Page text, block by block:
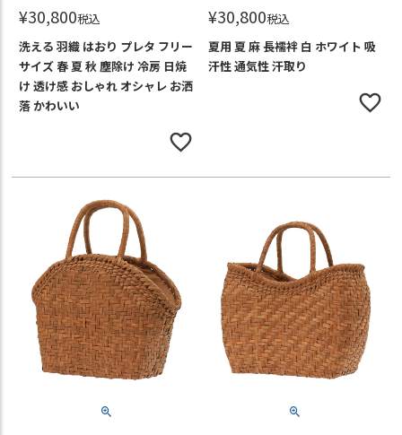
¥30,800税込
洗える 羽織 はおり プレタ フリー
サイズ 春 夏 秋 塵除け 冷房 日焼
け 透け感 おしゃれ オシャレ お洒
落 かわいい
¥30,800税込
夏用 夏 麻 長襦袢 白 ホワイト 吸
汗性 通気性 汗取り